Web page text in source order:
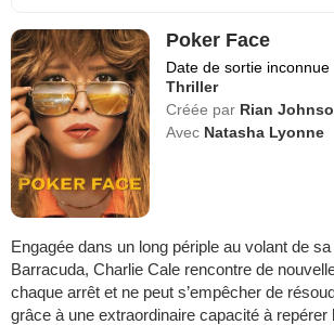
Poker Face
Date de sortie inconnue
Thriller
Créée par Rian
Avec Natasha Lyonne
Engagée dans un long périple au volant de
Barracuda, Charlie Cale rencontre de
chaque arrêt et ne peut s’empêcher de
grâce à une extraordinaire capacité à repérer